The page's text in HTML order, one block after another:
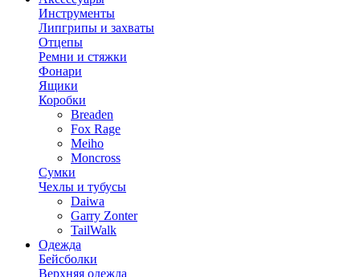
Инструменты
Липгрипы и захваты
Отцепы
Ремни и стяжки
Фонари
Ящики
Коробки
Breaden
Fox Rage
Meiho
Moncross
Сумки
Чехлы и тубусы
Daiwa
Garry Zonter
TailWalk
Одежда
Бейсболки
Верхняя одежда